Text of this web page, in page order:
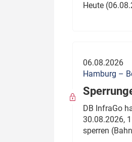
Heute
06.08.2026
Hamburg –
DB InfraGo
30.08.2026,
sperren